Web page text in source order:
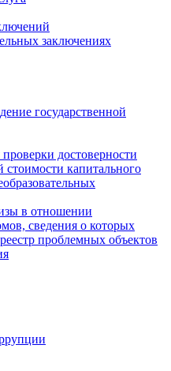
заключениях
государственной
достоверности
стоимости капитального
в отношении
сведения о которых
проблемных объектов